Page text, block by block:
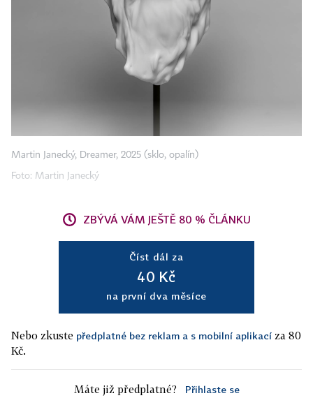
Martin Janecký, Dreamer, 2025 (sklo, opalín)
Foto: Martin Janecký
ZBÝVÁ VÁM JEŠTĚ 80 % ČLÁNKU
Číst dál za
40 Kč
na první dva měsíce
Nebo zkuste předplatné bez reklam a s mobilní aplikací za 80
Kč.
Máte již předplatné? Přihlaste se